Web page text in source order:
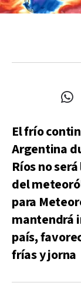
El frío
Argentina
Ríos no
del
para
mantendrá
país,
frías y jorna